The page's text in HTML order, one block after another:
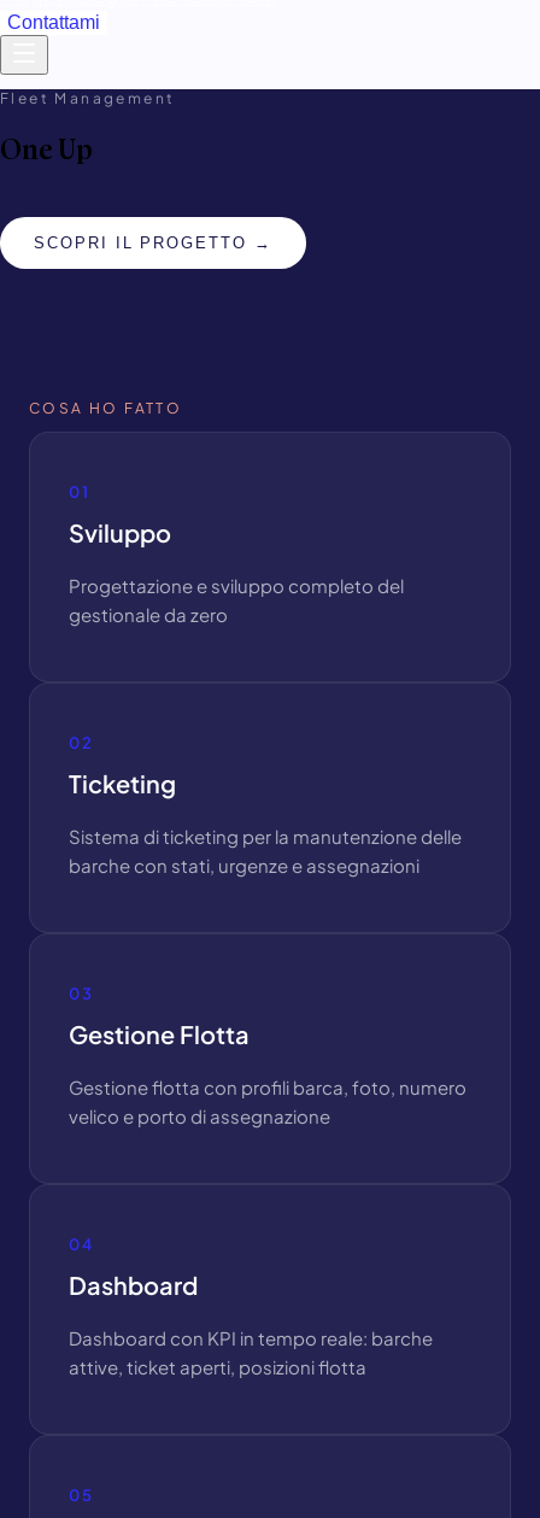
Contattami
Fleet Management
One Up
SCOPRI IL PROGETTO →
COSA HO FATTO
01
Sviluppo
Progettazione e sviluppo completo del
gestionale da zero
02
Ticketing
Sistema di ticketing per la manutenzione delle
barche con stati, urgenze e assegnazioni
03
Gestione Flotta
Gestione flotta con profili barca, foto, numero
velico e porto di assegnazione
04
Dashboard
Dashboard con KPI in tempo reale: barche
attive, ticket aperti, posizioni flotta
05